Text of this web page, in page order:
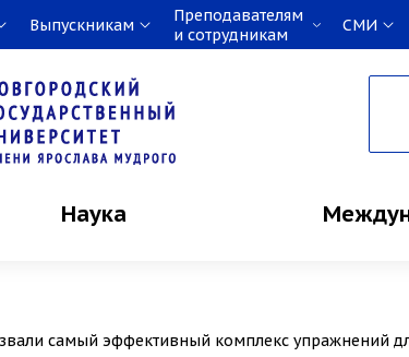
Выпускникам
Преподавателям
и сотрудникам
СМИ
Наука
самый эффективный комплекс упражнений